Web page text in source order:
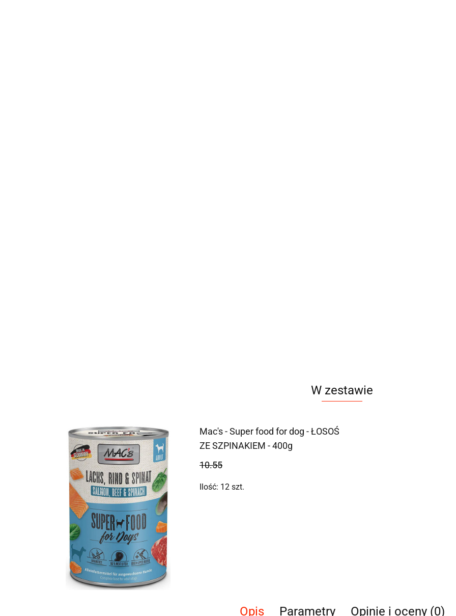
W zestawie
Mac's - Super food for dog - ŁOSOŚ
ZE SZPINAKIEM - 400g
10.55
Ilość: 12 szt.
Opis Parametry Opinie i oceny (0)